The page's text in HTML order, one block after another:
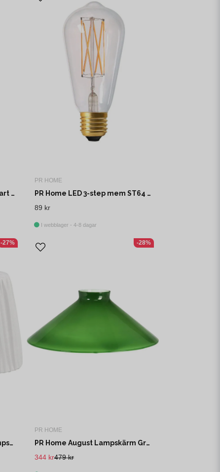
PR Home Gatsby Lampfot Svart 36cm
PR HOME
PR Home LED 3-step mem ST64 klar E27 64mm
89 kr
I webblager - 4-8 dagar
PR Home Omera Veckad Lampsk. Classico Vit 23cm
-27%
PR HOME
PR Home August Lampskärm Grön 25cm
479 kr
344 kr
-28%